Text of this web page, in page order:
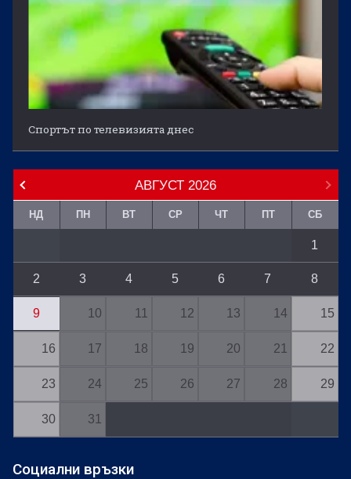
Спортът по телевизията днес
АВГУСТ 2026
НД ПН ВТ СР ЧТ ПТ СБ
1
2 3 4 5 6 7 8
9 10 11 12 13 14 15
16 17 18 19 20 21 22
23 24 25 26 27 28 29
30 31
Социални връзки